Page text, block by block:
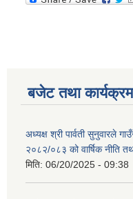
बजेट तथा कार्यक्रम
अध्यक्ष श्री पार्वती सुनुवारले
२०८२/०८३ को वार्षिक नीति
मिति: 06/20/2025 - 09:38